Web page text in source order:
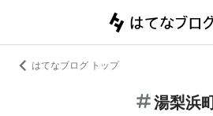
はてなブログ トップ
湯梨浜